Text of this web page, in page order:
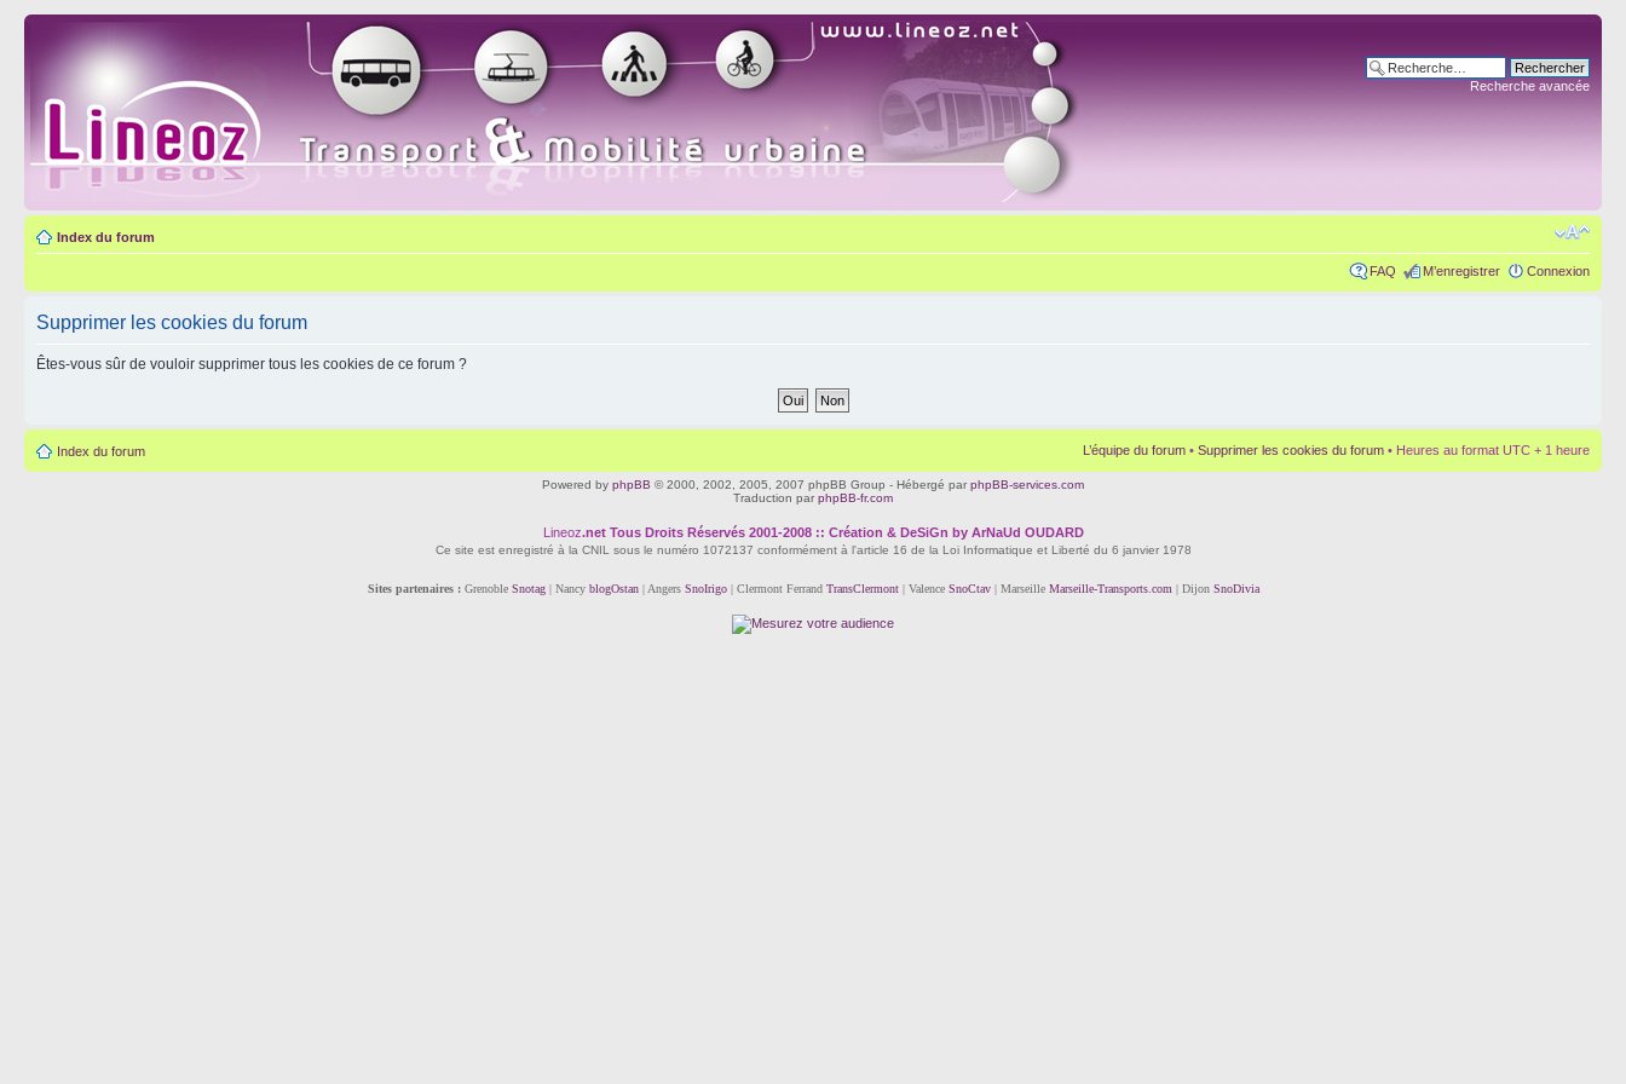
Recherche avancée
Index du forum
FAQ M’enregistrer Connexion
Supprimer les cookies du forum
Êtes-vous sûr de vouloir supprimer tous les cookies de ce forum ?
Index du forum L’équipe du forum • Supprimer les cookies du forum • Heures au format UTC + 1 heure
Powered by phpBB © 2000, 2002, 2005, 2007 phpBB Group - Hébergé par phpBB-services.com
Traduction par phpBB-fr.com
Lineoz.netTous Droits Réservés 2001-2008 :: Création & DeSiGn by ArNaUd OUDARD
Ce site est enregistré à la CNIL sous le numéro 1072137 conformément à l'article 16 de la Loi Informatique et Liberté du 6 janvier 1978
Sites partenaires :Grenoble Snotag| Nancy blogOstan| Angers SnoIrigo| Clermont Ferrand TransClermont| Valence SnoCtav| Marseille Marseille-Transports.com | Dijon SnoDivia